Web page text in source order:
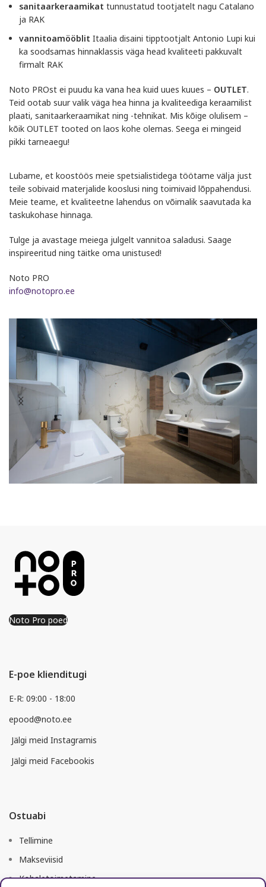
sanitaarkeraamikat tunnustatud tootjatelt nagu Catalano
ja RAK
vannitoamööblit Itaalia disaini tipptootjalt Antonio Lupi kui
ka soodsamas hinnaklassis väga head kvaliteeti pakkuvalt
firmalt RAK
Noto PROst ei puudu ka vana hea kuid uues kuues – OUTLET.
Teid ootab suur valik väga hea hinna ja kvaliteediga keraamilist
plaati, sanitaarkeraamikat ning -tehnikat. Mis kõige olulisem –
kõik OUTLET tooted on laos kohe olemas. Seega ei mingeid
pikki tarneaegu!
Lubame, et koostöös meie spetsialistidega töötame välja just
teile sobivaid materjalide kooslusi ning toimivaid lõppahendusi.
Meie teame, et kvaliteetne lahendus on võimalik saavutada ka
taskukohase hinnaga.
Tulge ja avastage meiega julgelt vannitoa saladusi. Saage
inspireeritud ning täitke oma unistused!
Noto PRO
info@notopro.ee
Noto Pro poed
E-poe klienditugi
E-R: 09:00 - 18:00
epood@noto.ee
Jälgi meid Instagramis
Jälgi meid Facebookis
Ostuabi
Tellimine
Makseviisid
Kohaletoimetamine